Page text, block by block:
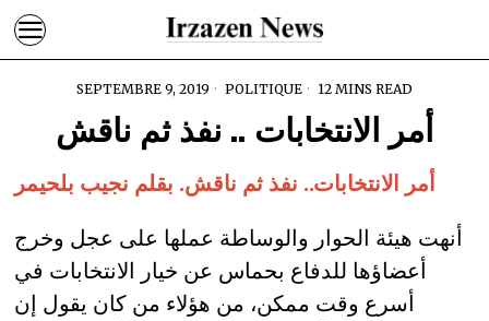
SEPTEMBRE 9, 2019 POLITIQUE 12 MINS READ
أمر الانتخابات .. نفذ ثم ناقش
أمر الانتخابات.. نفذ ثم ناقش. بقلم نجيب بلحيمر
أنهت هيئة الحوار والوساطة عملها على عجل وخرج
أعضاؤها للدفاع بحماس عن خيار الانتخابات في
أسرع وقت ممكن، من هؤلاء من كان يقول إن